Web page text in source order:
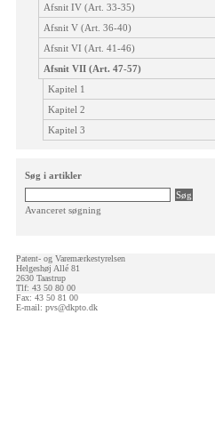
Afsnit IV (Art. 33-35)
Afsnit V (Art. 36-40)
Afsnit VI (Art. 41-46)
Afsnit VII (Art. 47-57)
Kapitel 1
Kapitel 2
Kapitel 3
Søg i artikler
Avanceret søgning
Patent- og Varemærkestyrelsen
Helgeshøj Allé 81
2630 Taastrup
Tlf: 43 50 80 00
Fax: 43 50 81 00
E-mail: pvs@dkpto.dk